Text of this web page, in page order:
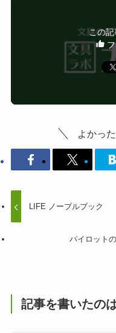
この
よかっ
LIFE ノーブルブック
パイロット
記事を書いたの